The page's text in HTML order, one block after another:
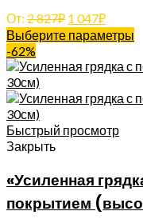
От: 2 827₽ 1 047₽
Выберите параметры
-62%
Быстрый просмотр
Закрыть
«Усиленная
покрытием